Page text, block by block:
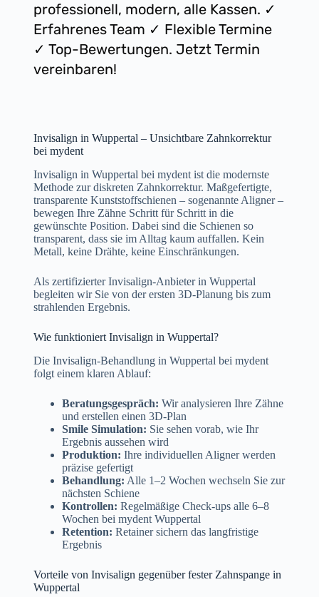
professionell, modern, alle Kassen. ✓
Erfahrenes Team ✓ Flexible Termine
✓ Top-Bewertungen. Jetzt Termin
vereinbaren!
Invisalign in Wuppertal – Unsichtbare Zahnkorrektur
bei mydent
Invisalign in Wuppertal bei mydent ist die modernste
Methode zur diskreten Zahnkorrektur. Maßgefertigte,
transparente Kunststoffschienen – sogenannte Aligner –
bewegen Ihre Zähne Schritt für Schritt in die
gewünschte Position. Dabei sind die Schienen so
transparent, dass sie im Alltag kaum auffallen. Kein
Metall, keine Drähte, keine Einschränkungen.
Als zertifizierter Invisalign-Anbieter in Wuppertal
begleiten wir Sie von der ersten 3D-Planung bis zum
strahlenden Ergebnis.
Wie funktioniert Invisalign in Wuppertal?
Die Invisalign-Behandlung in Wuppertal bei mydent
folgt einem klaren Ablauf:
Beratungsgespräch: Wir analysieren Ihre Zähne
und erstellen einen 3D-Plan
Smile Simulation: Sie sehen vorab, wie Ihr
Ergebnis aussehen wird
Produktion: Ihre individuellen Aligner werden
präzise gefertigt
Behandlung: Alle 1–2 Wochen wechseln Sie zur
nächsten Schiene
Kontrollen: Regelmäßige Check-ups alle 6–8
Wochen bei mydent Wuppertal
Retention: Retainer sichern das langfristige
Ergebnis
Vorteile von Invisalign gegenüber fester Zahnspange in
Wuppertal